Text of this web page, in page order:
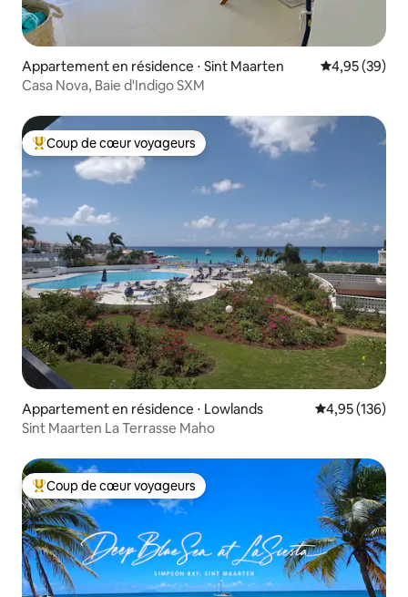
Appartement en résidence ⋅ Sint Maarten Évaluation
4,95 (39)
Casa Nova, Baie d'Indigo SXM
Coups de cœur voyageurs les plus appréciés
Coup de cœur voyageurs
Appartement en résidence ⋅ Lowlands Évaluation
4,95 (136)
Sint Maarten La Terrasse Maho
Coups de cœur voyageurs les plus appréciés
Coup de cœur voyageurs